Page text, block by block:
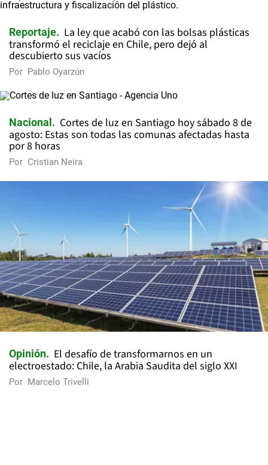
Reportaje
La ley que acabó con las bolsas plásticas
transformó el reciclaje en Chile, pero dejó al
descubierto sus vacíos
Por Pablo Oyarzún
Nacional
Cortes de luz en Santiago hoy sábado 8 de
agosto: Estas son todas las comunas afectadas hasta
por 8 horas
Por Cristian Neira
Opinión
El desafío de transformarnos en un
electroestado: Chile, la Arabia Saudita del siglo XXI
Por Marcelo Trivelli